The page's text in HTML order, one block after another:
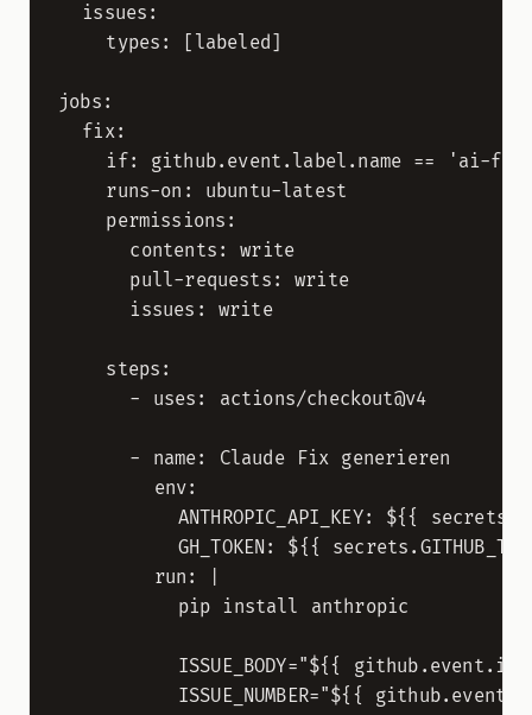
  issues:
    types: [labeled]
jobs:
  fix:
if: github.event.label.name == 'ai-
    runs-on: ubuntu-latest
    permissions:
      contents: write
      pull-requests: write
      issues: write
    steps:
      - uses: actions/checkout@v4
      - name: Claude Fix generieren
        env:
ANTHROPIC_API_KEY: ${{
GH_TOKEN: ${{
        run: |
          pip install anthropic
ISSUE_BODY="${{
ISSUE_NUMBER="${{